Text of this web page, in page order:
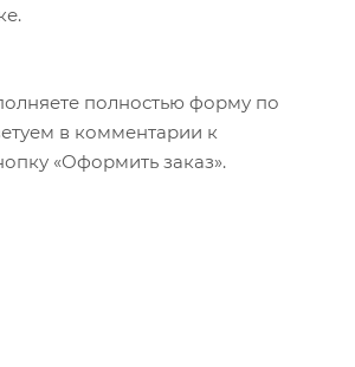
полностью форму по
в комментарии к
«Оформить заказ».